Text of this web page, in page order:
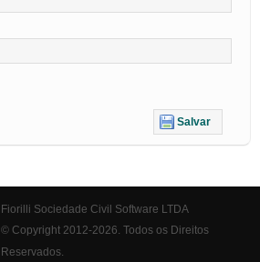
Salvar
Fiorilli Sociedade Civil Software LTDA
© Copyright 2012-2026. Todos os Direitos
Reservados.